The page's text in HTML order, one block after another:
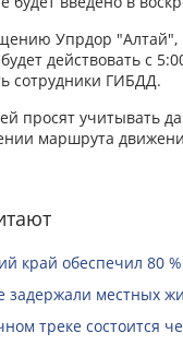
Упрдор "Алтай",
действовать с
сотрудники ГИБДД.
просят учитывать
маршрута
край обеспечил 80
задержали местных
треке состоится